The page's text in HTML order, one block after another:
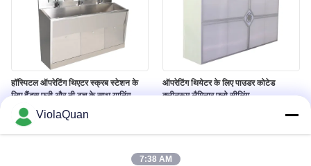
हॉस्पिटल ऑपरेटिंग थिएटर स्क्रब स्टेशन के
लिए हैंड्स फ्री और नी टच के साथ यानिंग
स्टेनलेस स्टील हैंड वॉश सिंक
ऑपरेटिंग थियेटर के लिए पाउडर कोटेड
क्लीनरूम लैमिनार फ्लो सीलिंग
ViolaQuan
7:38 AM